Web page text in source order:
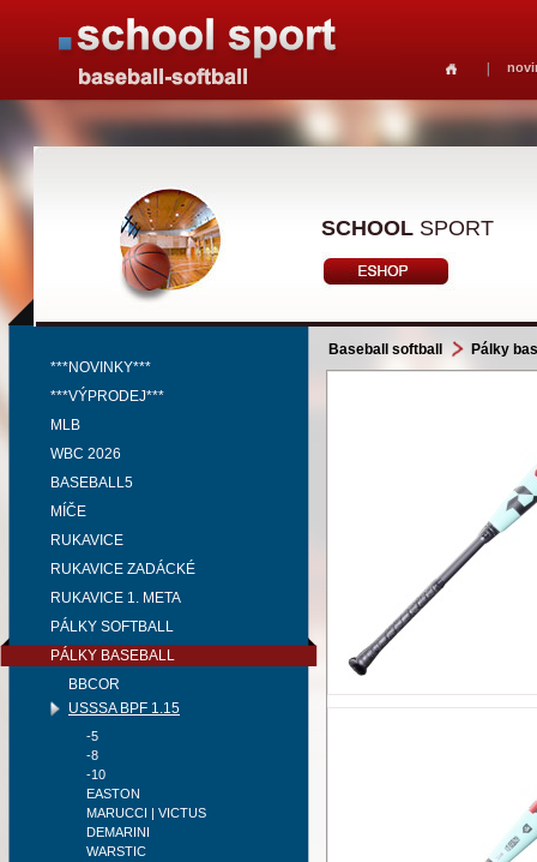
SCHOOL SPORT
***NOVINKY***
***VÝPRODEJ***
MLB
WBC 2026
BASEBALL5
MÍČE
RUKAVICE
RUKAVICE ZADÁCKÉ
RUKAVICE 1. META
PÁLKY SOFTBALL
PÁLKY BASEBALL
BBCOR
USSSA BPF 1.15
-5
-8
-10
EASTON
MARUCCI | VICTUS
DEMARINI
WARSTIC
Baseball softball Pálky